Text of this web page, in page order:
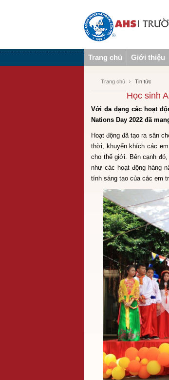
Trang chủ Giới thiệu
Trang chủ Tin tức
Học sinh
Với đa dạng các hoạt
Nations Day 2022 đã
Hoạt động đã tạo ra sân
thời, khuyến khích các
cho thế giới. Bên cạnh
như các hoạt động hàng
tính sáng tạo của các em